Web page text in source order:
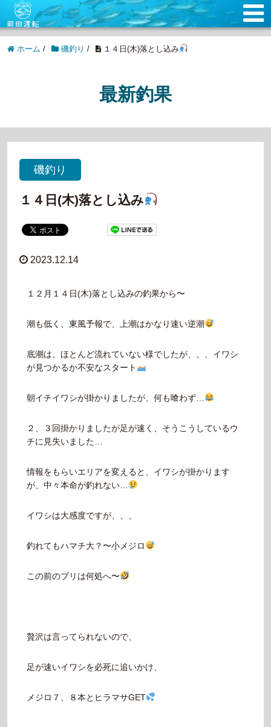
ホーム / 磯釣り / １４日(木)落とし込み
最新釣果
磯釣り
１４日(木)落とし込み
2023.12.14
１２月１４日(木)落とし込みの釣果から〜
潮も低く、東風予報で、上潮はかなり速い逆潮
底潮は、ほとんど流れていない様でしたが、、、イワシ
が見つかるか不安なスタート
朝イチイワシが掛かりましたが、何も喰わず…
２、３回掛かりましたが足が速く、そうこうしているウ
チに見失いました…
情報をもらいエリアを変えると、イワシが掛かります
が、中々本命が釣れない…
イワシは大感度ですが、、、
釣れてもハマチ大？〜小メジロ
この前のブリは何処へ〜
贅沢は言ってられないので、
足が速いイワシを必死に追いかけ、
メジロ７、８本とヒラマサGET